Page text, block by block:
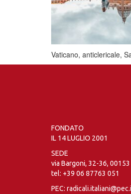
Vaticano, anticlericale,
FONDATO
IL 14 LUGLIO 2001
SEDE
via Bargoni, 32-36, 00153
tel: +39 06 87763 051
PEC: